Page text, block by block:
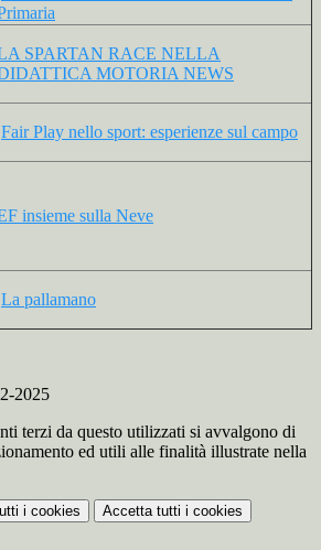
SPARTAN RACE NELLA
MOTORIA NEWS
Fair Play nello sport: esperienze sul campo
insieme sulla Neve
La pallamano
2025
terzi da questo utilizzati si avvalgono di
ed utili alle finalità illustrate nella
i cookies Accetta tutti i cookies